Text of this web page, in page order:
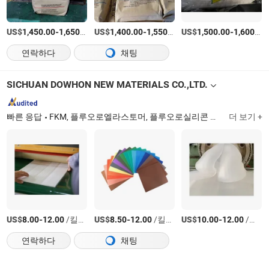
US$1,450.00-1,650.00 /티
US$1,400.00-1,550.00 /티
US$1,500.00-1,600.00
연락하다
채팅
SICHUAN DOWHON NEW MATERIALS CO.,LTD.
빠른 응답 FKM, 플루오로엘라스토머, 플루오로실리콘 고무, 실리콘 고무, 플루오로카본 고무, Fvmq, Ffkm, 플루오로엘라스토머 컴파운드, 플루오로엘라스토머 프리컴파운드, FKM 원료 고무 더 보기 +
US$8.00-12.00/킬로그램 US$8.50-12.00/킬로그램 US$10.00-12.00/킬로그램
연락하다
채팅